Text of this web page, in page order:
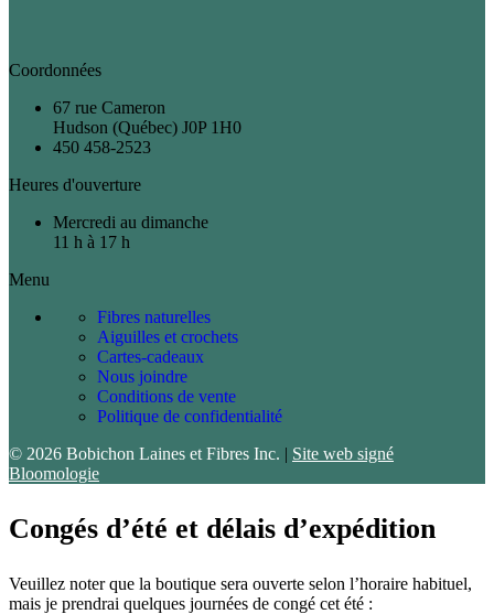
Coordonnées
67 rue Cameron
Hudson (Québec) J0P 1H0
450 458-2523
Heures d'ouverture
Mercredi au dimanche
11 h à 17 h
Menu
Fibres naturelles
Aiguilles et crochets
Cartes-cadeaux
Nous joindre
Conditions de vente
Politique de confidentialité
© 2026 Bobichon Laines et Fibres Inc. | Site web signé
Bloomologie
Congés d’été et délais d’expédition
Veuillez noter que la boutique sera ouverte selon l’horaire habituel,
mais je prendrai quelques journées de congé cet été :